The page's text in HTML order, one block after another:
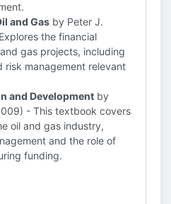
and Gas by Peter J.
the financial
gas projects, including
risk management relevant
and Development by
- This textbook covers
oil and gas industry,
and the role of
funding.